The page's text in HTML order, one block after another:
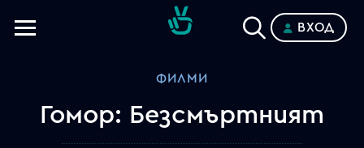
ВХОД
ФИЛМИ
Гомор: Безсмъртният